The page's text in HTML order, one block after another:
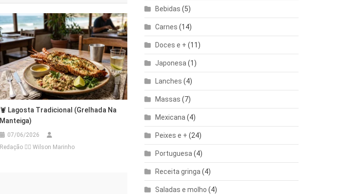
🦞 Lagosta Tradicional (Grelhada Na
Manteiga)
07/06/2026
Redação 👨‍⚖️​ Wilson Marinho
Bebidas (5)
Carnes (14)
Doces e + (11)
Japonesa (1)
Lanches (4)
Massas (7)
Mexicana (4)
Peixes e + (24)
Portuguesa (4)
Receita gringa (4)
Saladas e molho (4)